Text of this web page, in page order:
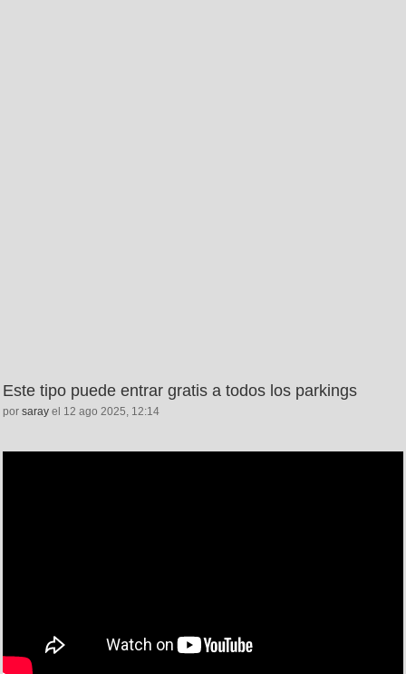
Este tipo puede entrar gratis a todos los parkings
por saray el 12 ago 2025, 12:14